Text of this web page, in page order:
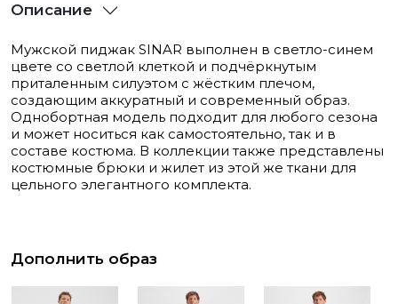
Описание
Мужской пиджак SINAR выполнен в светло-синем
цвете со светлой клеткой и подчёркнутым
приталенным силуэтом с жёстким плечом,
создающим аккуратный и современный образ.
Однобортная модель подходит для любого сезона
и может носиться как самостоятельно, так и в
составе костюма. В коллекции также представлены
костюмные брюки и жилет из этой же ткани для
цельного элегантного комплекта.
Дополнить образ